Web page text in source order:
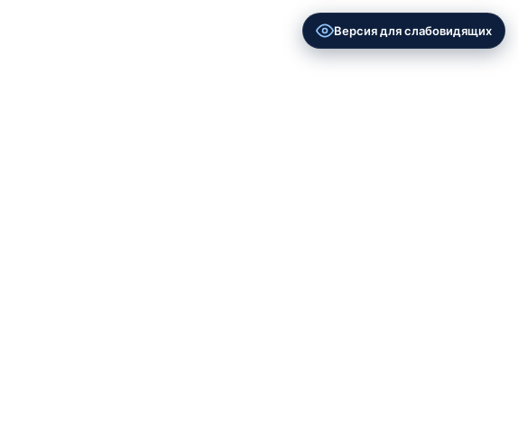
Версия для слабовидящих